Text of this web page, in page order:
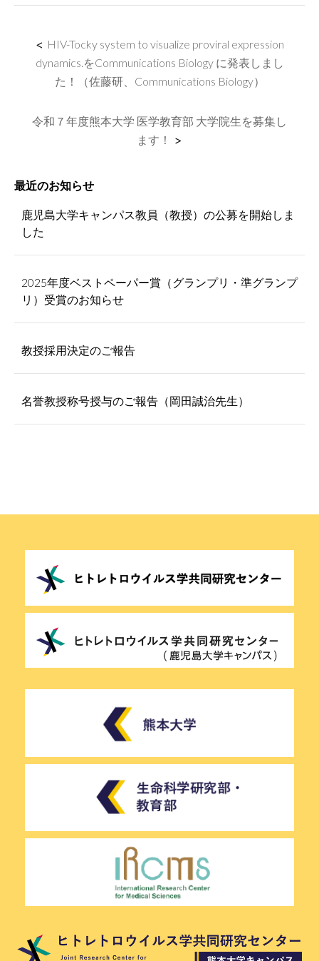
< HIV-Tocky system to visualize proviral expression
dynamics.をCommunications Biology に発表しまし
た！（佐藤研、Communications Biology）
令和７年度熊本大学 医学教育部 大学院生を募集し
ます！
>
最近のお知らせ
鹿児島大学キャンパス教員（教授）の公募を開始しま
した
2025年度ベストペーパー賞（グランプリ・準グランプ
リ）受賞のお知らせ
教授採用決定のご報告
名誉教授称号授与のご報告（岡田誠治先生）